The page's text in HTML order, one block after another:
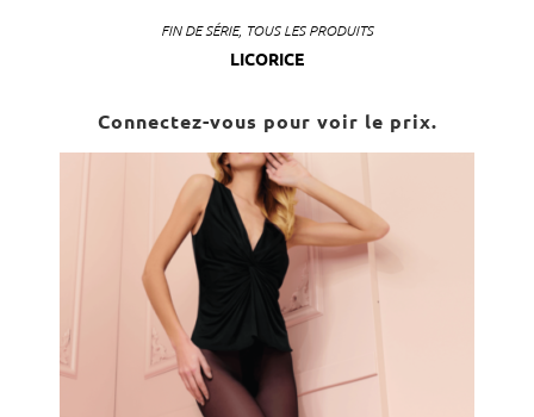
FIN DE SÉRIE, TOUS LES PRODUITS
LICORICE
Connectez-vous pour voir le prix.